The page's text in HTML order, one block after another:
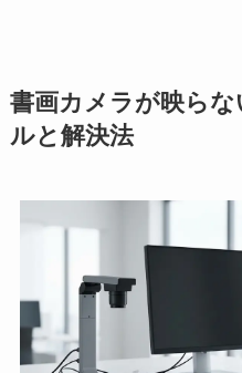
書画カメラが映ら
ルと解決法